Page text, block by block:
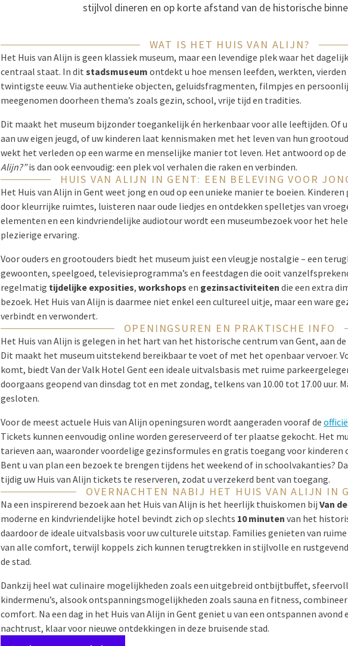
stijlvol dineren en op korte afstand van de historische
WAT IS HET HUIS VAN ALIJN?
Het Huis van Alijn is geen klassiek museum, maar een levendige plek waar het
centraal staat. In dit stadsmuseum ontdekt u hoe mensen leefden, werkten, vierden
twintigste eeuw. Via authentieke objecten, geluidsfragmenten, filmpjes en
meegenomen doorheen thema’s zoals gezin, school, vrije tijd en tradities.
Dit maakt het museum bijzonder toegankelijk én herkenbaar voor alle leeftijden. Of
aan uw eigen jeugd, of uw kinderen laat kennismaken met het leven van hun
wekt het verleden op een warme en menselijke manier tot leven. Het antwoord op de
Alijn?”is dan ook eenvoudig: een plek vol verhalen die raken en verbinden.
HUIS VAN ALIJN IN GENT: EEN BELEVING VOOR
Het Huis van Alijn in Gent weet jong en oud op een unieke manier te boeien.
door kleurrijke ruimtes, luisteren naar oude liedjes en ontdekken spelletjes van
elementen en een kindvriendelijke audiotour wordt een museumbezoek voor het
plezierige ervaring.
Voor ouders en grootouders biedt het museum juist een vleugje nostalgie – een
gewoonten, speelgoed, televisieprogramma’s en feestdagen die ooit
regelmatig tijdelijke exposities, workshops en gezinsactiviteiten die een extra
bezoek. Het Huis van Alijn is daarmee niet enkel een cultureel uitje, maar een ware
verbindt en verwondert.
OPENINGSUREN EN PRAKTISCHE INFO
Het Huis van Alijn is gelegen in het hart van het historische centrum van Gent, aan
Dit maakt het museum uitstekend bereikbaar te voet of met het openbaar vervoer.
komt, biedt Van der Valk Hotel Gent een ideale uitvalsbasis met ruime
doorgaans geopend van dinsdag tot en met zondag, telkens van 10.00 tot 17.00 uur.
gesloten.
Voor de meest actuele Huis van Alijn openingsuren wordt aangeraden vooraf de
Tickets kunnen eenvoudig online worden gereserveerd of ter plaatse gekocht. Het
tarieven aan, waaronder voordelige gezinsformules en gratis toegang voor kinderen
Bent u van plan een bezoek te brengen tijdens het weekend of in schoolvakanties?
tijdig uw Huis van Alijn tickets te reserveren, zodat u verzekerd bent van toegang.
OVERNACHTEN NABIJ HET HUIS VAN ALIJN IN
Na een inspirerend bezoek aan het Huis van Alijn is het heerlijk thuiskomen bij Van
moderne en kindvriendelijke hotel bevindt zich op slechts 10 minuten van het
daardoor de ideale uitvalsbasis voor uw culturele uitstap. Families genieten van ruime
van alle comfort, terwijl koppels zich kunnen terugtrekken in stijlvolle en
de stad.
Dankzij heel wat culinaire mogelijkheden zoals een uitgebreid ontbijtbuffet,
kindermenu’s, alsook ontspanningsmogelijkheden zoals sauna en fitness,
comfort. Na een dag in het Huis van Alijn in Gent geniet u van een ontspannen avond
nachtrust, klaar voor nieuwe ontdekkingen in deze bruisende stad.